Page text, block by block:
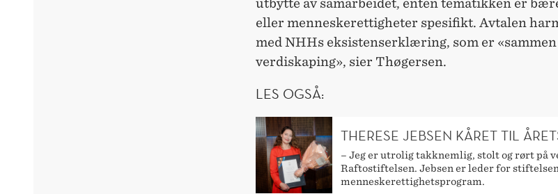
eller menneskerettigheter spesifikt. Avtalen
med NHHs eksistenserklæring, som er
verdiskaping», sier Thøgersen.
LES OGSÅ:
THERESE JEBSEN KÅRET TIL
– Jeg er utrolig takknemlig, stolt og rørt på
Raftostiftelsen. Jebsen er leder for
menneskerettighetsprogram.